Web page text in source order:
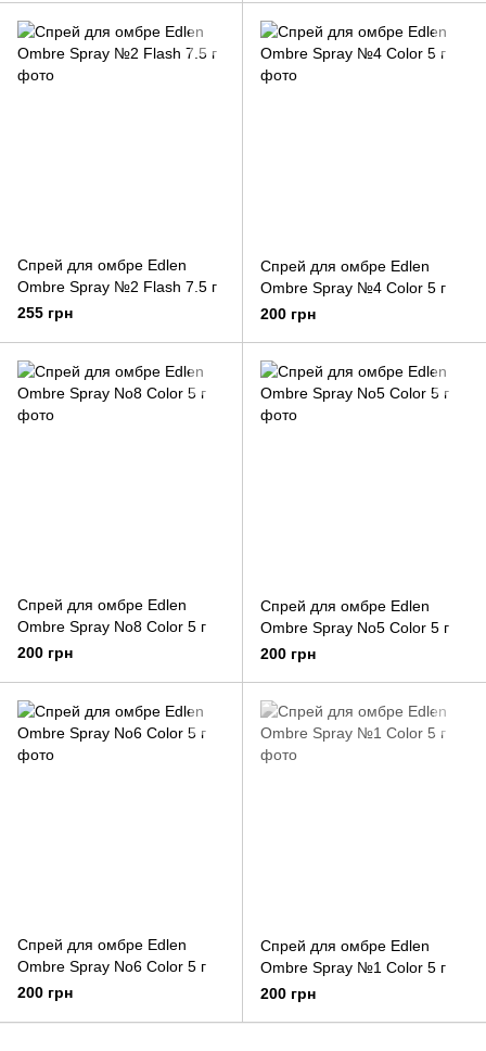
Спрей для омбре Edlen
Ombre Spray №2 Flash 7.5 г
255 грн
Спрей для омбре Edlen
Ombre Spray №4 Color 5 г
200 грн
Спрей для омбре Edlen
Ombre Spray No8 Color 5 г
200 грн
Спрей для омбре Edlen
Ombre Spray No5 Color 5 г
200 грн
Спрей для омбре Edlen
Ombre Spray No6 Color 5 г
200 грн
Спрей для омбре Edlen
Ombre Spray №1 Color 5 г
200 грн